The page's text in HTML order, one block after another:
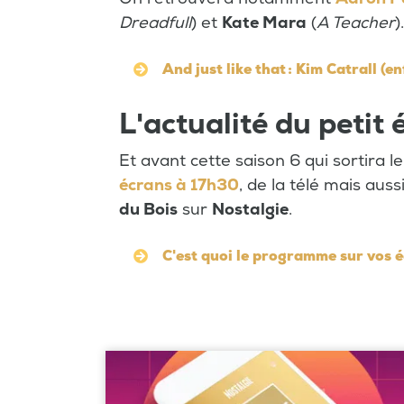
Dreadfull) et Kate Mara (A Teacher).
And just like that : Kim Catrall
L'actualité du petit
Et avant cette saison 6 qui sortira
écrans à 17h30, de la télé mais
du Bois sur Nostalgie.
C'est quoi le programme sur vos